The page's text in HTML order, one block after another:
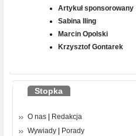
Artykuł sponsorowany
Sabina Iling
Marcin Opolski
Krzysztof Gontarek
Stopka
O nas
Redakcja
Wywiady
Porady